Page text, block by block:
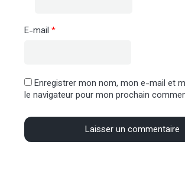
E-mail *
Enregistrer mon nom, mon e-mail et
le navigateur pour mon prochain